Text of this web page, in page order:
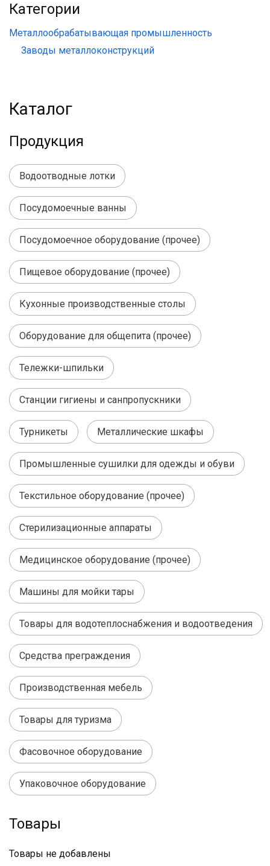
Категории
Металлообрабатывающая промышленность
Заводы металлоконструкций
Каталог
Продукция
Водоотводные лотки
Посудомоечные ванны
Посудомоечное оборудование (прочее)
Пищевое оборудование (прочее)
Кухонные производственные столы
Оборудование для общепита (прочее)
Тележки-шпильки
Станции гигиены и санпропускники
Турникеты Металлические шкафы
Промышленные сушилки для одежды и обуви
Текстильное оборудование (прочее)
Стерилизационные аппараты
Медицинское оборудование (прочее)
Машины для мойки тары
Товары для водотеплоснабжения и водоотведения
Средства преграждения
Производственная мебель
Товары для туризма
Фасовочное оборудование
Упаковочное оборудование
Товары
Товары не добавлены